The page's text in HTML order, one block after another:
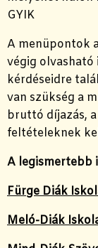
GYIK
A menüpontok
végig
kérdéseidre
van szükség a
bruttó díjazás,
feltételeknek
A legismertebb
Fürge Diák
Meló-Diák